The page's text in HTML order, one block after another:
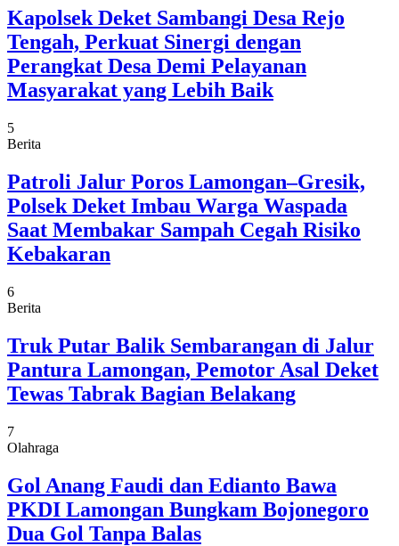
Kapolsek Deket Sambangi Desa Rejo
Tengah, Perkuat Sinergi dengan
Perangkat Desa Demi Pelayanan
Masyarakat yang Lebih Baik
5
Berita
Patroli Jalur Poros Lamongan–Gresik,
Polsek Deket Imbau Warga Waspada
Saat Membakar Sampah Cegah Risiko
Kebakaran
6
Berita
Truk Putar Balik Sembarangan di Jalur
Pantura Lamongan, Pemotor Asal Deket
Tewas Tabrak Bagian Belakang
7
Olahraga
Gol Anang Faudi dan Edianto Bawa
PKDI Lamongan Bungkam Bojonegoro
Dua Gol Tanpa Balas